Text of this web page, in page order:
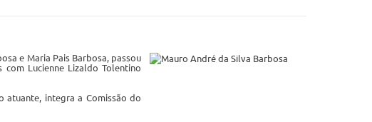
e Maria Pais Barbosa, passou
com Lucienne Lizaldo Tolentino
atuante, integra a Comissão do